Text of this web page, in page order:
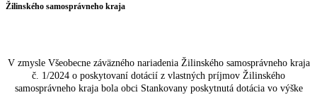
Žilinského samosprávneho kraja
V zmysle Všeobecne záväzného nariadenia Žilinského samosprávneho kraja
č. 1/2024 o poskytovaní dotácií z vlastných príjmov Žilinského
samosprávneho kraja bola obci Stankovany poskytnutá dotácia vo výške